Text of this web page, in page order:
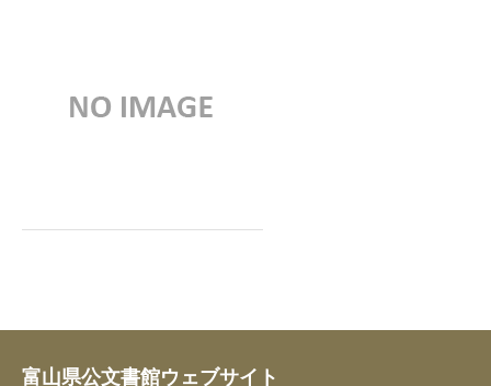
富山県公文書館ウェブサイト